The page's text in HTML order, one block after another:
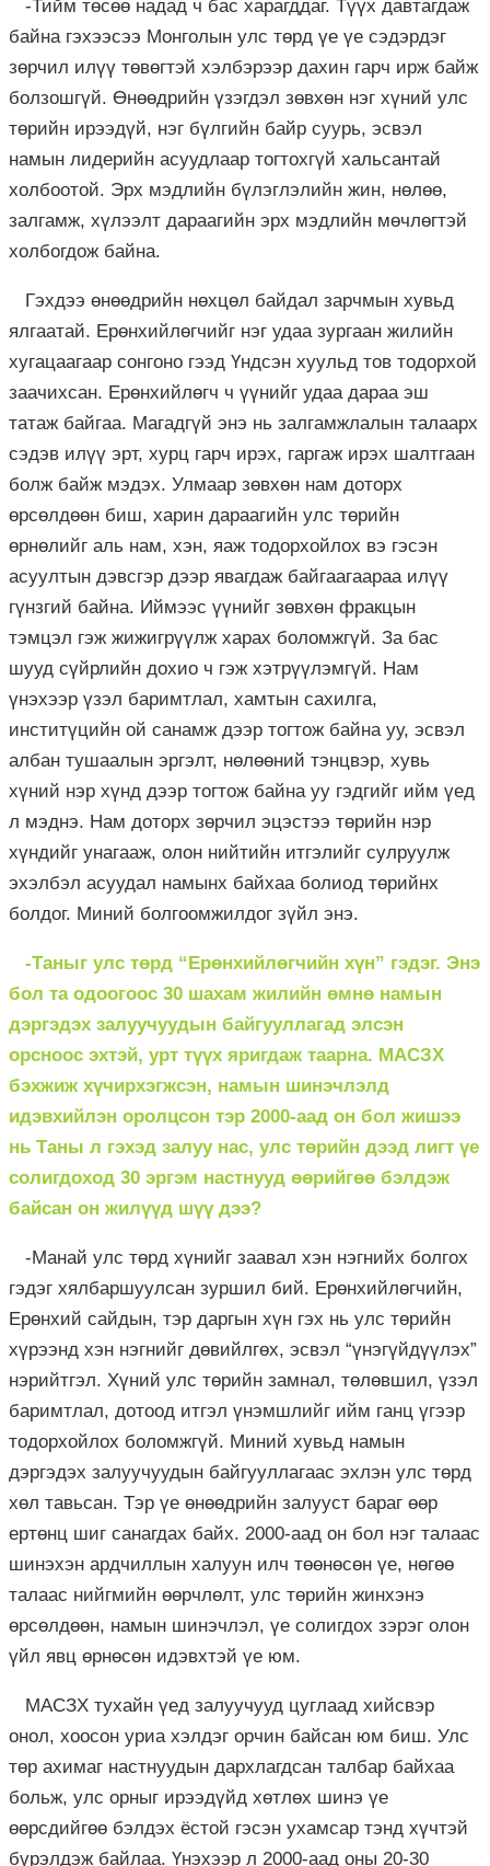
-Тийм төсөө надад ч бас харагддаг. Түүх давтагдаж
байна гэхээсээ Монголын улс төрд үе үе сэдэрдэг
зөрчил илүү төвөгтэй хэлбэрээр дахин гарч ирж байж
болзошгүй. Өнөөдрийн үзэгдэл зөвхөн нэг хүний улс
төрийн ирээдүй, нэг бүлгийн байр суурь, эсвэл
намын лидерийн асуудлаар тогтохгүй хальсантай
холбоотой. Эрх мэдлийн бүлэглэлийн жин, нөлөө,
залгамж, хүлээлт дараагийн эрх мэдлийн мөчлөгтэй
холбогдож байна.
Гэхдээ өнөөдрийн нөхцөл байдал зарчмын хувьд
ялгаатай. Ерөнхийлөгчийг нэг удаа зургаан жилийн
хугацаагаар сонгоно гээд Үндсэн хуульд тов тодорхой
заачихсан. Ерөнхийлөгч ч үүнийг удаа дараа эш
татаж байгаа. Магадгүй энэ нь залгамжлалын талаарх
сэдэв илүү эрт, хурц гарч ирэх, гаргаж ирэх шалтгаан
болж байж мэдэх. Улмаар зөвхөн нам доторх
өрсөлдөөн биш, харин дараагийн улс төрийн
өрнөлийг аль нам, хэн, яаж тодорхойлох вэ гэсэн
асуултын дэвсгэр дээр явагдаж байгаагаараа илүү
гүнзгий байна. Иймээс үүнийг зөвхөн фракцын
тэмцэл гэж жижигрүүлж харах боломжгүй. За бас
шууд сүйрлийн дохио ч гэж хэтрүүлэмгүй. Нам
үнэхээр үзэл баримтлал, хамтын сахилга,
инститүцийн ой санамж дээр тогтож байна уу, эсвэл
албан тушаалын эргэлт, нөлөөний тэнцвэр, хувь
хүний нэр хүнд дээр тогтож байна уу гэдгийг ийм үед
л мэднэ. Нам доторх зөрчил эцэстээ төрийн нэр
хүндийг унагааж, олон нийтийн итгэлийг сулруулж
эхэлбэл асуудал намынх байхаа болиод төрийнх
болдог. Миний болгоомжилдог зүйл энэ.
-Таныг улс төрд “Ерөнхийлөгчийн хүн” гэдэг. Энэ
бол та одоогоос 30 шахам жилийн өмнө намын
дэргэдэх залуучуудын байгууллагад элсэн
орсноос эхтэй, урт түүх яригдаж таарна. МАСЗХ
бэхжиж хүчирхэгжсэн, намын шинэчлэлд
идэвхийлэн оролцсон тэр 2000-аад он бол жишээ
нь Таны л гэхэд залуу нас, улс төрийн дээд лигт үе
солигдоход 30 эргэм настнууд өөрийгөө бэлдэж
байсан он жилүүд шүү дээ?
-Манай улс төрд хүнийг заавал хэн нэгнийх болгох
гэдэг хялбаршуулсан зуршил бий. Ерөнхийлөгчийн,
Ерөнхий сайдын, тэр даргын хүн гэх нь улс төрийн
хүрээнд хэн нэгнийг дөвийлгөх, эсвэл “үнэгүйдүүлэх”
нэрийтгэл. Хүний улс төрийн замнал, төлөвшил, үзэл
баримтлал, дотоод итгэл үнэмшлийг ийм ганц үгээр
тодорхойлох боломжгүй. Миний хувьд намын
дэргэдэх залуучуудын байгууллагаас эхлэн улс төрд
хөл тавьсан. Тэр үе өнөөдрийн залууст бараг өөр
ертөнц шиг санагдах байх. 2000-аад он бол нэг талаас
шинэхэн ардчиллын халуун илч төөнөсөн үе, нөгөө
талаас нийгмийн өөрчлөлт, улс төрийн жинхэнэ
өрсөлдөөн, намын шинэчлэл, үе солигдох зэрэг олон
үйл явц өрнөсөн идэвхтэй үе юм.
МАСЗХ тухайн үед залуучууд цуглаад хийсвэр
онол, хоосон уриа хэлдэг орчин байсан юм биш. Улс
төр ахимаг настнуудын дархлагдсан талбар байхаа
больж, улс орныг ирээдүйд хөтлөх шинэ үе
өөрсдийгөө бэлдэх ёстой гэсэн ухамсар тэнд хүчтэй
бүрэлдэж байлаа. Үнэхээр л 2000-аад оны 20-30